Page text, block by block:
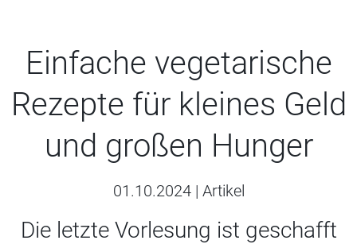
Einfache vegetarische
Rezepte für kleines Geld
und großen Hunger
01.10.2024| Artikel
Die letzte Vorlesung ist geschafft